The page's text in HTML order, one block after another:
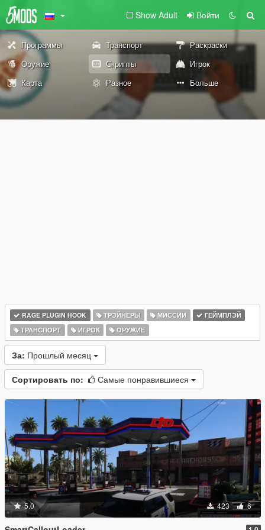
Show Adult Войти
Программы Транспорт
Раскраски
Оружие
Скрипты
Игрок
Карта
Разное Больше
RAGE PLUGIN HOOK ТРЭЙНЕРЫ МИССИИ
ГЕЙМПЛЭЙ
ТРАНСПОРТ
ИГРОК ОРУЖИЕ
За: Прошлый месяц
Сортировать по: Самые понравившиеся
5.0 423 6